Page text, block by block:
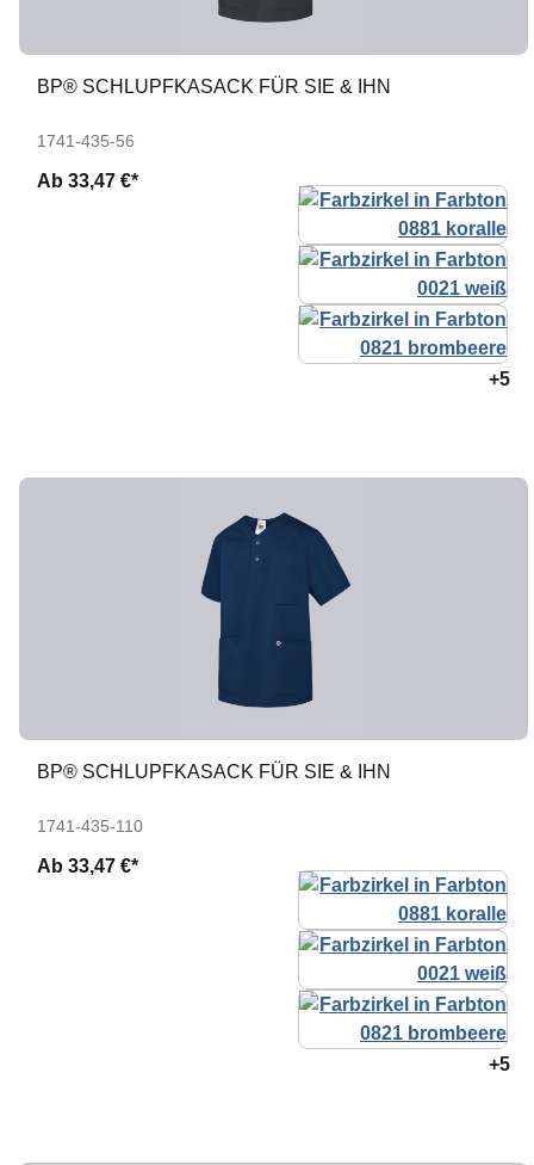
BP® SCHLUPFKASACK FÜR SIE & IHN
1741-435-56
Ab 33,47 €*
+5
BP® SCHLUPFKASACK FÜR SIE & IHN
1741-435-110
Ab 33,47 €*
+5